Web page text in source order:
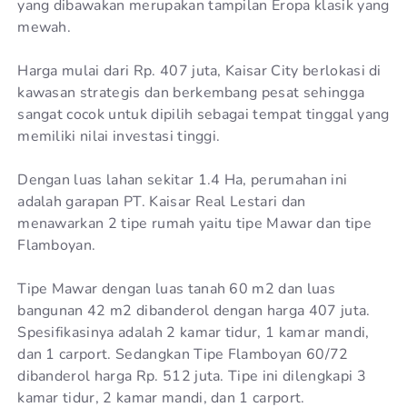
yang dibawakan merupakan tampilan Eropa klasik yang
mewah.
Harga mulai dari Rp. 407 juta, Kaisar City berlokasi di
kawasan strategis dan berkembang pesat sehingga
sangat cocok untuk dipilih sebagai tempat tinggal yang
memiliki nilai investasi tinggi.
Dengan luas lahan sekitar 1.4 Ha, perumahan ini
adalah garapan PT. Kaisar Real Lestari dan
menawarkan 2 tipe rumah yaitu tipe Mawar dan tipe
Flamboyan.
Tipe Mawar dengan luas tanah 60 m2 dan luas
bangunan 42 m2 dibanderol dengan harga 407 juta.
Spesifikasinya adalah 2 kamar tidur, 1 kamar mandi,
dan 1 carport. Sedangkan Tipe Flamboyan 60/72
dibanderol harga Rp. 512 juta. Tipe ini dilengkapi 3
kamar tidur, 2 kamar mandi, dan 1 carport.